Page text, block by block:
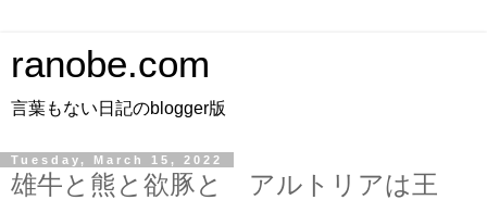
ranobe.com
言葉もない日記のblogger版
Tuesday, March 15, 2022
雄牛と熊と欲豚と アルトリアは王